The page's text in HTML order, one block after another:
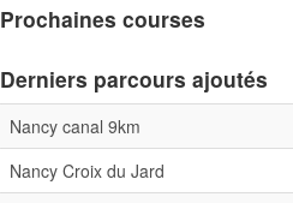
Prochaines courses
Derniers parcours ajoutés
Nancy canal 9km
Nancy Croix du Jard